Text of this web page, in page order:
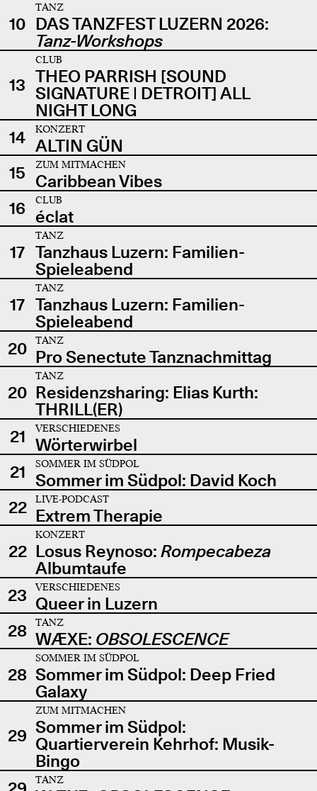
10
TANZ
DAS TANZFEST LUZERN 2026:
Tanz-Workshops
13
CLUB
THEO PARRISH [SOUND
SIGNATURE | DETROIT] ALL
NIGHT LONG
14
KONZERT
ALTIN GÜN
15
ZUM MITMACHEN
Caribbean Vibes
16
CLUB
éclat
17
TANZ
Tanzhaus Luzern: Familien-
Spieleabend
17
TANZ
Tanzhaus Luzern: Familien-
Spieleabend
20
TANZ
Pro Senectute Tanznachmittag
20
TANZ
Residenzsharing: Elias Kurth:
THRILL(ER)
21
VERSCHIEDENES
Wörterwirbel
21
SOMMER IM SÜDPOL
Sommer im Südpol: David Koch
22
LIVE-PODCAST
Extrem Therapie
22
KONZERT
Losus Reynoso: Rompecabeza
Albumtaufe
23
VERSCHIEDENES
Queer in Luzern
28
TANZ
WÆXE: OBSOLESCENCE
28
SOMMER IM SÜDPOL
Sommer im Südpol: Deep Fried
Galaxy
29
ZUM MITMACHEN
Sommer im Südpol:
Quartierverein Kehrhof: Musik-
Bingo
TANZ